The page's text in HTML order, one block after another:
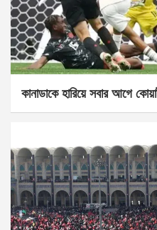
কানাডাকে হারিয়ে সবার আগে